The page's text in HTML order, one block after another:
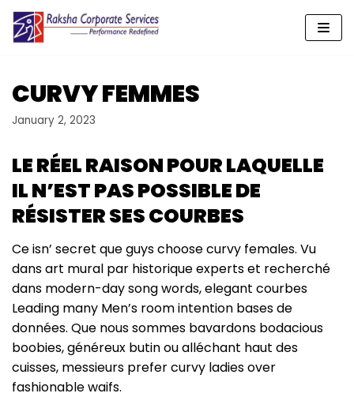
Skip
content
CURVY FEMMES
January 2, 2023
LE RÉEL RAISON POUR LAQUELLE
IL N’EST PAS POSSIBLE DE
RÉSISTER SES COURBES
Ce isn’ secret que guys choose curvy females. Vu
dans art mural par historique experts et recherché
dans modern-day song words, elegant courbes
Leading many Men’s room intention bases de
données. Que nous sommes bavardons bodacious
boobies, généreux butin ou alléchant haut des
cuisses, messieurs prefer curvy ladies over
fashionable waifs.